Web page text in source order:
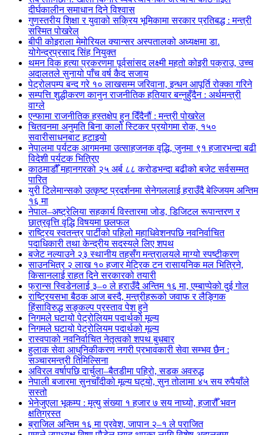
दीर्घकालीन समाधान दिने विश्वास
गुणस्तरीय शिक्षा र युवाको सक्रिय भूमिकामा सरकार प्रतिबद्ध : मन्त्री
सस्मित पोखरेल
बीपी कोइराला मेमोरियल क्यान्सर अस्पतालको अध्यक्षमा डा.
योगेन्द्रप्रसाद सिंह नियुक्त
थमन विक हत्या प्रकरणमा पूर्वसांसद लक्ष्मी महतो कोइरी पक्राउ, उच्च
अदालतले सुनायो पाँच वर्ष कैद सजाय
पेट्रोलपम्प बन्द गरे १० लाखसम्म जरिवाना, इन्धन आपूर्ति रोक्का गरिने
सम्पत्ति शुद्धीकरण कानुन राजनीतिक हतियार बन्नुहुँदैन : अर्थमन्त्री
वाग्ले
एन्फामा राजनीतिक हस्तक्षेप हुन दिँदैनौं : मन्त्री पोखरेल
चितवनमा अनुमति बिना कालो स्टिकर प्रयोगमा रोक, १५०
सवारीसाधनबाट हटाइयो
नेपालमा पर्यटक आगमनमा उत्साहजनक वृद्धि, जुनमा ९१ हजारभन्दा बढी
विदेशी पर्यटक भित्रिए
काठमाडौँ महानगरको २५ अर्ब ८८ करोडभन्दा बढीको बजेट सर्वसम्मत
पारित
युरी टिलेमान्सको उत्कृष्ट प्रदर्शनमा सेनेगललाई हराउँदै बेल्जियम अन्तिम
१६ मा
नेपाल–अष्ट्रेलिया सहकार्य विस्तारमा जोड, डिजिटल रूपान्तरण र
छात्रवृत्ति वृद्धि विषयमा छलफल
राष्ट्रिय स्वतन्त्र पार्टीको पहिलो महाधिवेशनपछि नवनिर्वाचित
पदाधिकारी तथा केन्द्रीय सदस्यले लिए शपथ
बजेट नल्याउने २३ स्थानीय तहसँग मन्त्रालयले माग्यो स्पष्टीकरण
साउनभित्र २ लाख १० हजार मेट्रिक टन रासायनिक मल भित्रिने,
किसानलाई राहत दिने सरकारको तयारी
फ्रान्स स्विडेनलाई ३–० ले हराउँदै अन्तिम १६ मा, एम्बाप्पेको दुई गोल
राष्ट्रियसभा बैठक आज बस्दै, मन्त्रीहरूको जवाफ र लैङ्गिक
हिंसाविरुद्ध सङ्कल्प प्रस्ताव पेश हुने
निगमले घटायो पेट्रोलियम पदार्थको मूल्य
निगमले घटायो पेट्रोलियम पदार्थको मूल्य
रास्वपाको नवनिर्वाचित नेतृत्वको शपथ बुधबार
हुलाक सेवा आधुनिकीकरण नगरी प्रभावकारी सेवा सम्भव छैन :
सञ्चारमन्त्री तिमिल्सिना
अविरल वर्षापछि दार्चुला–बैतडीमा पहिरो, सडक अवरुद्ध
नेपाली बजारमा सुनचाँदीको मूल्य घट्यो, सुन तोलामा ४५ सय रुपैयाँले
सस्तो
भेनेजुएला भूकम्प : मृत्यु संख्या १ हजार ७ सय नाघ्यो, हजारौँ भवन
क्षतिग्रस्त
ब्राजिल अन्तिम १६ मा प्रवेश, जापान २–१ ले पराजित